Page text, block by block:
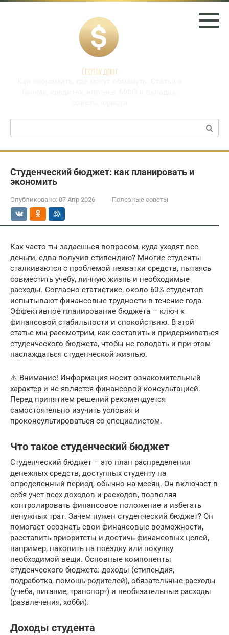
Перейти
Секреты денег
Поиск:
Студенческий бюджет: как планировать и
экономить
Опубликовано: 07 Апр 2026 Полезные советы
Как часто ты задаешься вопросом, куда уходят все
деньги, едва получив стипендию? Многие студенты
сталкиваются с проблемой нехватки средств, пытаясь
совместить учебу, личную жизнь и необходимые
расходы. Согласно статистике, около 60% студентов
испытывают финансовые трудности в течение года.
Эффективное планирование бюджета – ключ к
финансовой стабильности и спокойствию. В этой
статье мы рассмотрим, как составить и придерживаться
студенческого бюджета, чтобы не голодать и при этом
наслаждаться студенческой жизнью.
⚠️ Внимание! Информация носит ознакомительный
характер и не является финансовой консультацией.
Перед принятием решений рекомендуется
самостоятельно изучить условия и
проконсультироваться со специалистом.
Что такое студенческий бюджет
Студенческий бюджет – это план распределения
денежных средств, доступных студенту на
определенный период, обычно на месяц. Он включает в
себя учет всех доходов и расходов, позволяя
контролировать финансовое положение и избегать
ненужных трат. Зачем нужен студенческий бюджет? Он
помогает осознать свои финансовые возможности,
расставить приоритеты и достичь финансовых целей,
например, накопить на поездку или покупку
необходимой вещи. Основные компоненты
студенческого бюджета: доходы (стипендия,
подработка, помощь родителей), обязательные расходы
(учеба, питание, транспорт) и необязательные расходы
(развлечения, хобби).
Доходы студента